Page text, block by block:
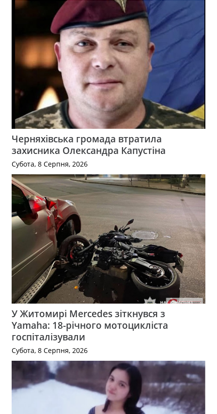
Черняхівська громада втратила
захисника Олександра Капустіна
Субота, 8 Серпня, 2026
У Житомирі Mercedes зіткнувся з
Yamaha: 18-річного мотоцикліста
госпіталізували
Субота, 8 Серпня, 2026